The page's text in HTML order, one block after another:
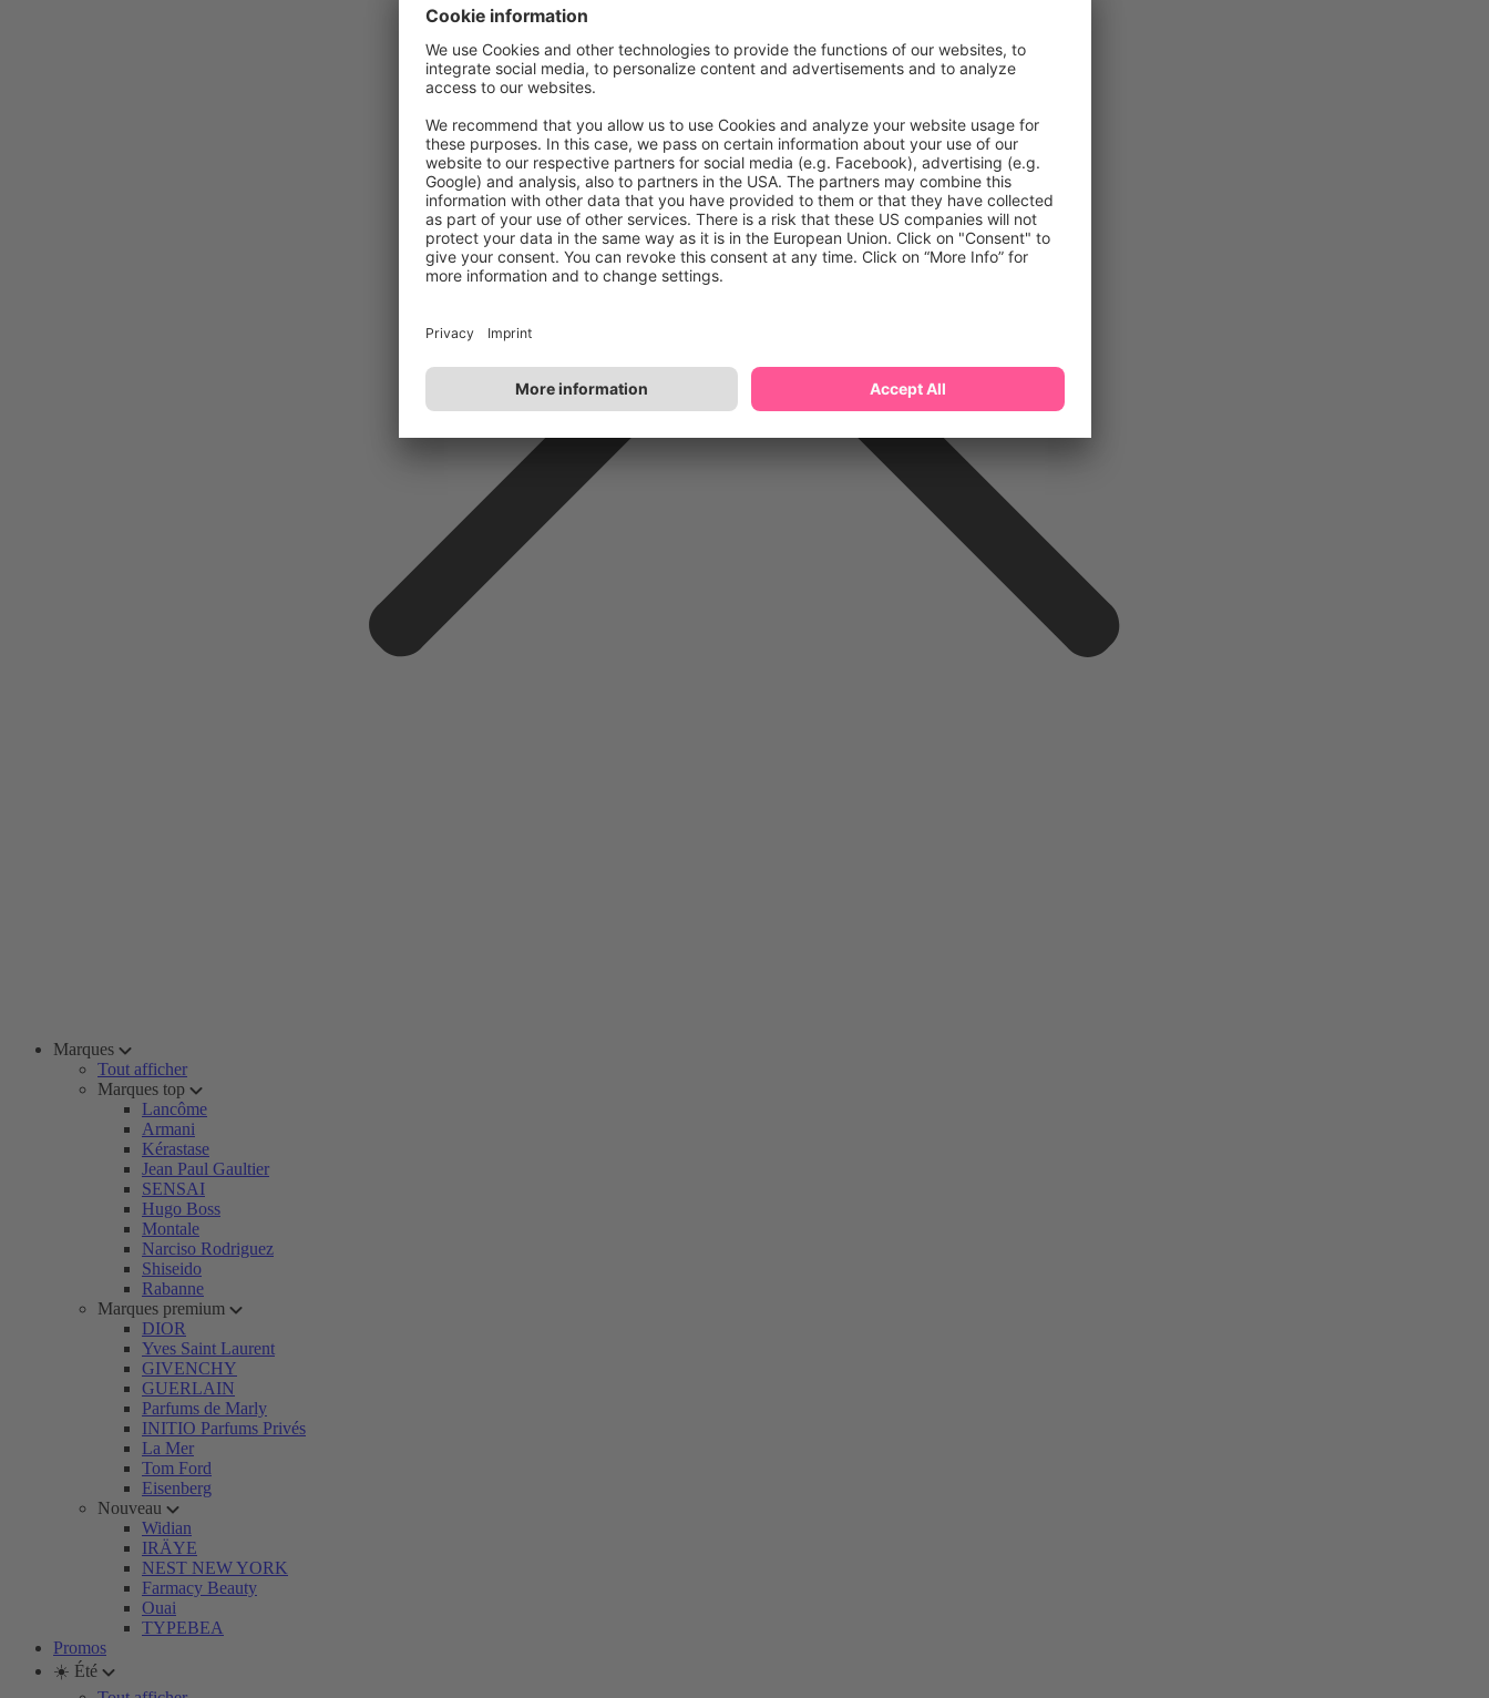
Marques
Tout afficher
Marques top
Lancôme
Armani
Kérastase
Jean Paul Gaultier
SENSAI
Hugo Boss
Montale
Narciso Rodriguez
Shiseido
Rabanne
Marques premium
DIOR
Yves Saint Laurent
GIVENCHY
GUERLAIN
Parfums de Marly
INITIO Parfums Privés
La Mer
Tom Ford
Eisenberg
Nouveau
Widian
IRÄYE
NEST NEW YORK
Farmacy Beauty
Ouai
TYPEBEA
Promos
☀️ Été